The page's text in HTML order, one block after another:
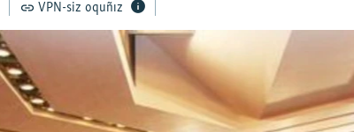
VPN-siz oquñız